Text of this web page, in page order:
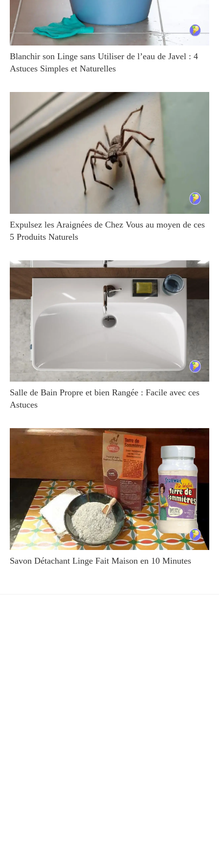
Blanchir son Linge sans Utiliser de l’eau de Javel : 4
Astuces Simples et Naturelles
Expulsez les Araignées de Chez Vous au moyen de ces
5 Produits Naturels
Salle de Bain Propre et bien Rangée : Facile avec ces
Astuces
Savon Détachant Linge Fait Maison en 10 Minutes